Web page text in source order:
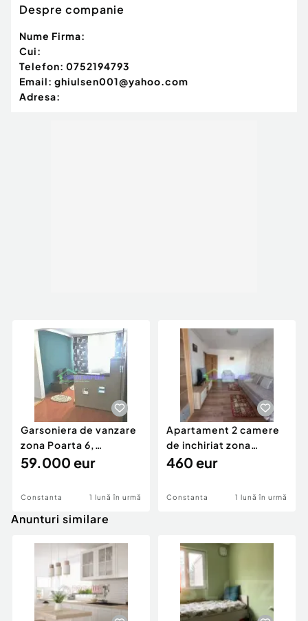
Despre companie
Nume Firma:
Cui:
Telefon: 0752194793
Email: ghiulsen001@yahoo.com
Adresa:
Garsoniera de vanzare
zona Poarta 6,
MOBILATA/UTILATA
59.000 eur
Constanta 1 lună în urmă
Apartament 2 camere
de inchiriat zona
Trocadero, CENTRALA
460 eur
Constanta 1 lună în urmă
Anunturi similare